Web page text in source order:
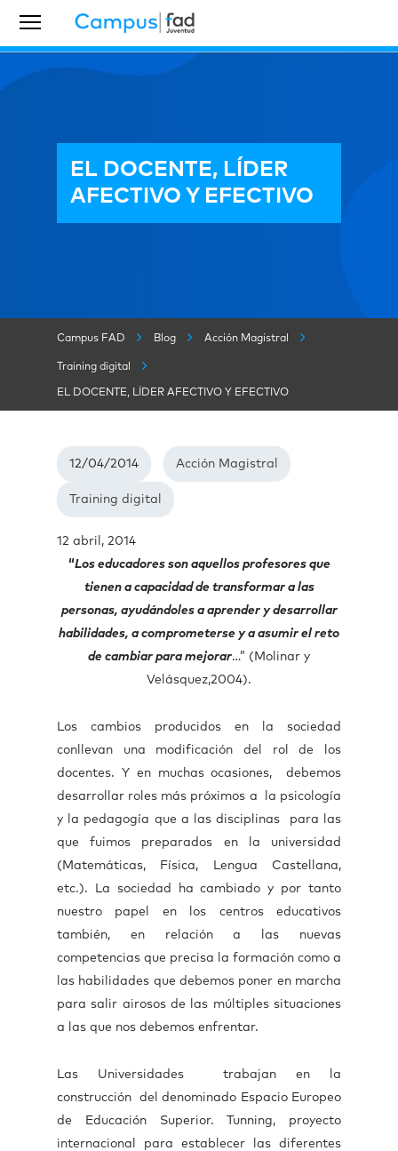
EL DOCENTE, LÍDER
AFECTIVO Y EFECTIVO
Campus FAD Blog Acción Magistral
Training digital
EL DOCENTE, LÍDER AFECTIVO Y EFECTIVO
12/04/2014 Acción Magistral
Training digital
12 abril, 2014
“Los educadores son aquellos profesores que
tienen a capacidad de transformar a las
personas, ayudándoles a aprender y desarrollar
habilidades, a comprometerse y a asumir el reto
de cambiar para mejorar…” (Molinar y
Velásquez,2004).
Los cambios producidos en la sociedad
conllevan una modificación del rol de los
docentes. Y en muchas ocasiones, debemos
desarrollar roles más próximos a la psicología
y la pedagogía que a las disciplinas para las
que fuimos preparados en la universidad
(Matemáticas, Física, Lengua Castellana,
etc.). La sociedad ha cambiado y por tanto
nuestro papel en los centros educativos
también, en relación a las nuevas
competencias que precisa la formación como a
las habilidades que debemos poner en marcha
para salir airosos de las múltiples situaciones
a las que nos debemos enfrentar.
Las Universidades trabajan en la
construcción del denominado Espacio Europeo
de Educación Superior. Tunning, proyecto
internacional para establecer las diferentes